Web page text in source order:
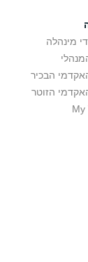
מינהלה
הבכיר
הזוטר